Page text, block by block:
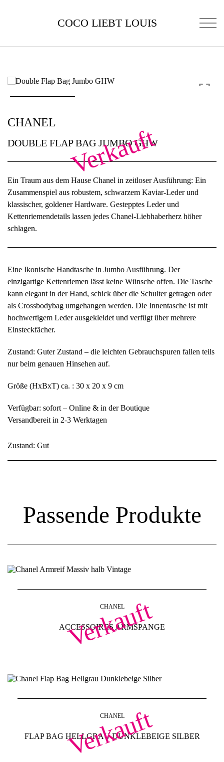
COCO LIEBT LOUIS
Verkauft
CHANEL
DOUBLE FLAP BAG JUMBO GHW
Ein Traum aus dem Hause Chanel in zeitloser Ausführung: Ein
Zusammenspiel aus robustem, schwarzem Kaviar-Leder und
klassischer, goldener Hardware. Gestepptes Leder und
Kettenriemendetails lassen jedes Chanel-Liebhaberherz höher
schlagen.
Eine Ikonische Handtasche in Jumbo Ausführung. Der
einzigartige Kettenriemen lässt keine Wünsche offen. Die Tasche
kann elegant in der Hand, schick über die Schulter getragen oder
als Crossbodybag umgehangen werden. Die Innentasche ist mit
hochwertigem Leder ausgekleidet und verfügt über mehrere
Einsteckfächer.
Zustand: Guter Zustand – die leichten Gebrauchspuren fallen teils
nur beim genauen Hinsehen auf.
Größe (HxBxT) ca. : 30 x 20 x 9 cm
Verfügbar: sofort – Online & in der Boutique
Versandbereit in 2-3 Werktagen
Zustand: Gut
Passende Produkte
Verkauft
CHANEL
ACCESSOIRES ARMSPANGE
Verkauft
CHANEL
FLAP BAG HELLGRAU DUNKLEBEIGE SILBER